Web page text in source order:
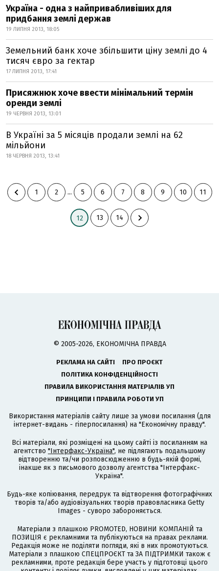
Україна - одна з найпривабливіших для
придбання землі держав
19 ЛИПНЯ 2013, 18:05
Земельний банк хоче збільшити ціну землі до 4
тисяч євро за гектар
17 ЛИПНЯ 2013, 17:41
Присяжнюк хоче ввести мінімальний термін
оренди землі
19 ЧЕРВНЯ 2013, 13:01
В Україні за 5 місяців продали землі на 62
мільйони
18 ЧЕРВНЯ 2013, 13:41
1 2 ... 5 6 7 8 9 10 11
12 13 14
© 2005-2026, ЕКОНОМІЧНА ПРАВДА
РЕКЛАМА НА САЙТІ
ПРО ПРОЄКТ
ПОЛІТИКА КОНФІДЕНЦІЙНОСТІ
ПРАВИЛА ВИКОРИСТАННЯ МАТЕРІАЛІВ УП
ПРИНЦИПИ І ПРАВИЛА РОБОТИ УП
Використання матеріалів сайту лише за умови посилання (для
інтернет-видань - гіперпосилання) на "Економічну правду".
Всі матеріали, які розміщені на цьому сайті із посиланням на
агентство "Інтерфакс-Україна", не підлягають подальшому
відтворенню та/чи розповсюдженню в будь-якій формі,
інакше як з письмового дозволу агентства "Інтерфакс-
Україна".
Будь-яке копіювання, передрук та відтворення фотографічних
творів та/або аудіовізуальних творів правовласника Getty
Images - суворо забороняється.
Матеріали з плашкою PROMOTED, НОВИНИ КОМПАНІЙ та
ПОЗИЦІЯ є рекламними та публікуються на правах реклами.
Редакція може не поділяти погляди, які в них промотуються.
Матеріали з плашкою СПЕЦПРОЄКТ та ЗА ПІДТРИМКИ також є
рекламними, проте редакція бере участь у підготовці цього